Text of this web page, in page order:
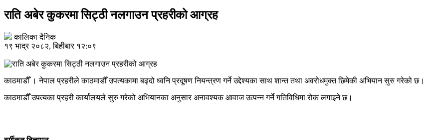
राति अबेर कुकरमा सिट्ठी नलगाउन प्रहरीको आग्रह
कालिका दैनिक
१९ भाद्र २०८२, बिहीबार १२:०९
काठमाडौँ । नेपाल प्रहरीले काठमाडौँ उपत्यकामा बढ्दो ध्वनि प्रदूषण नियन्त्रण गर्ने उद्देश्यका साथ शान्त तथा अवरोधमुक्त छिमेकी अभियान सुरु गरेको छ।
काठमाडौँ उपत्यका प्रहरी कार्यालयले सुरु गरेको अभियानका अनुसार अनावश्यक आवाज उत्पन्न गर्ने गतिविधिमा रोक लगाइने छ।